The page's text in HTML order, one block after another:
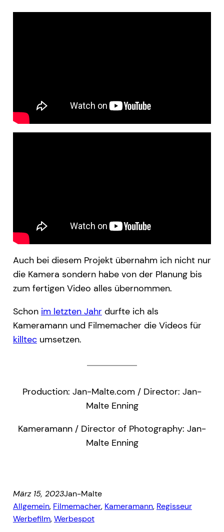
Auch bei diesem Projekt übernahm ich nicht nur
die Kamera sondern habe von der Planung bis
zum fertigen Video alles übernommen.
Schon im letzten Jahr durfte ich als
Kameramann und Filmemacher die Videos für
killtecumsetzen.
Production: Jan-Malte.com / Director: Jan-
Malte Enning
Kameramann / Director of Photography: Jan-
Malte Enning
März 15, 2023Jan-Malte
Allgemein, Filmemacher, Kameramann, Regisseur
Werbefilm, Werbespot